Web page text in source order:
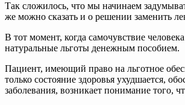
Так сложилось, что мы начинаем
же можно сказать и о решении заменить
В тот момент, когда самочувствие
натуральные льготы денежным пособием.
Пациент, имеющий право на льготное
только состояние здоровья ухудшается,
заболевания, возникает понимание того,